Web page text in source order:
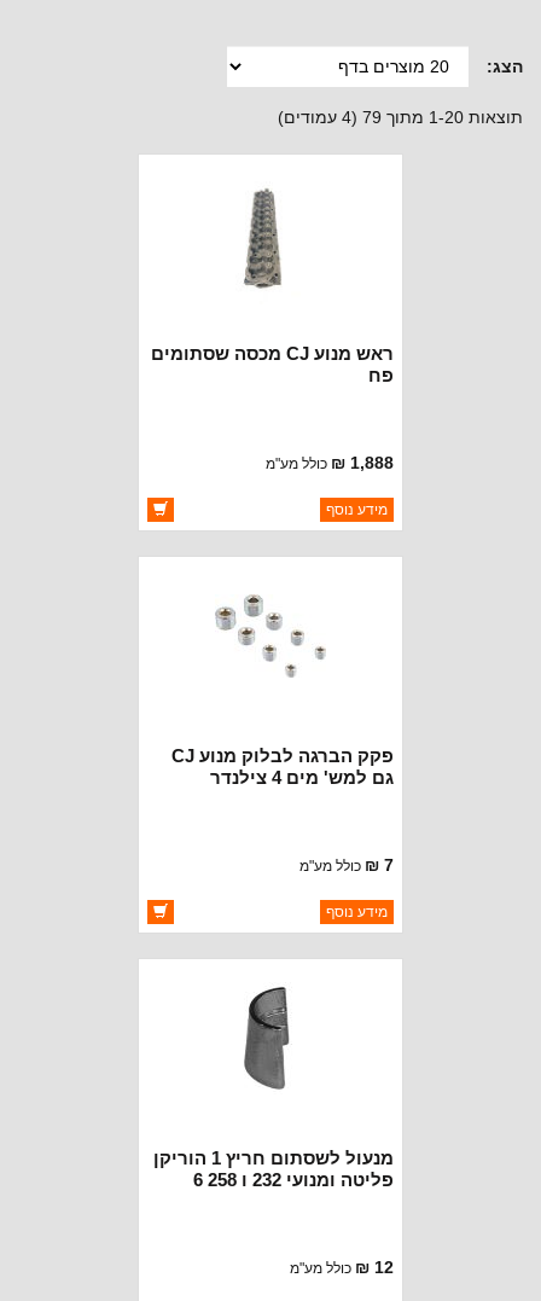
הצג:
תוצאות 1-20 מתוך 79 (4 עמודים)
ראש מנוע CJ מכסה שסתומים
פח
1,888 ₪ כולל מע"מ
ברקוד: 3224490
יצרן:MOPAR CHRYSLER
מידע נוסף
פקק הברגה לבלוק מנוע CJ
גם למש' מים 4 צילנדר
7 ₪ כולל מע"מ
ברקוד: BJ088
יצרן:CROWN AUTOMOTIVE
מידע נוסף
מנעול לשסתום חריץ 1 הוריקן
פליטה ומנועי 232 ו 258 6
12 ₪ כולל מע"מ